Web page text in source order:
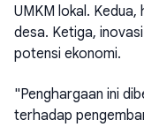
UMKM lokal.
desa. Ketiga,
potensi ekonomi.
"Penghargaan ini
terhadap